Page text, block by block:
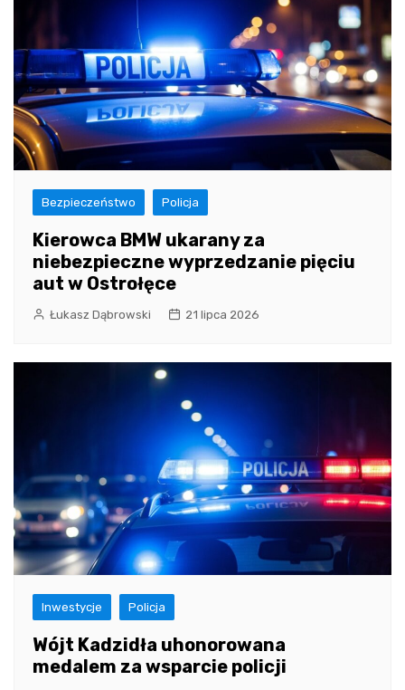
Bezpieczeństwo Policja
Kierowca BMW ukarany za
niebezpieczne wyprzedzanie pięciu
aut w Ostrołęce
Łukasz Dąbrowski 21 lipca 2026
Inwestycje Policja
Wójt Kadzidła uhonorowana
medalem za wsparcie policji